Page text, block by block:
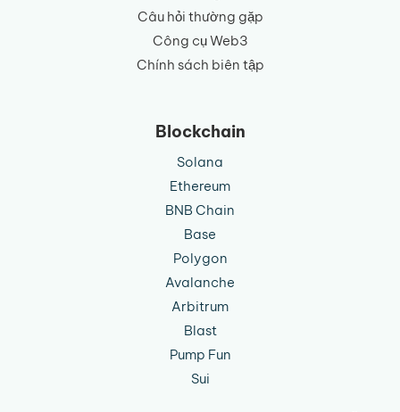
Câu hỏi thường gặp
Công cụ Web3
Chính sách biên tập
Blockchain
Solana
Ethereum
BNB Chain
Base
Polygon
Avalanche
Arbitrum
Blast
Pump Fun
Sui